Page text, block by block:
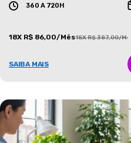
360 A 720H
18X R$ 86,00/Mês18X R$ 387,00/Mês
SAIBA MAIS